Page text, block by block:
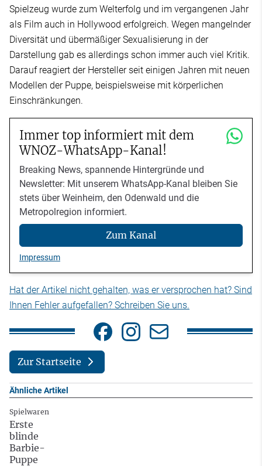
Spielzeug wurde zum Welterfolg und im vergangenen Jahr
als Film auch in Hollywood erfolgreich. Wegen mangelnder
Diversität und übermäßiger Sexualisierung in der
Darstellung gab es allerdings schon immer auch viel Kritik.
Darauf reagiert der Hersteller seit einigen Jahren mit neuen
Modellen der Puppe, beispielsweise mit körperlichen
Einschränkungen.
Immer top informiert mit dem
WNOZ-WhatsApp-Kanal!
Breaking News, spannende Hintergründe und
Newsletter: Mit unserem WhatsApp-Kanal bleiben Sie
stets über Weinheim, den Odenwald und die
Metropolregion informiert.
Zum Kanal
Impressum
Hat der Artikel nicht gehalten, was er versprochen hat? Sind
Ihnen Fehler aufgefallen? Schreiben Sie uns.
Zur Startseite
Ähnliche Artikel
Spielwaren
Erste
blinde
Barbie-
Puppe